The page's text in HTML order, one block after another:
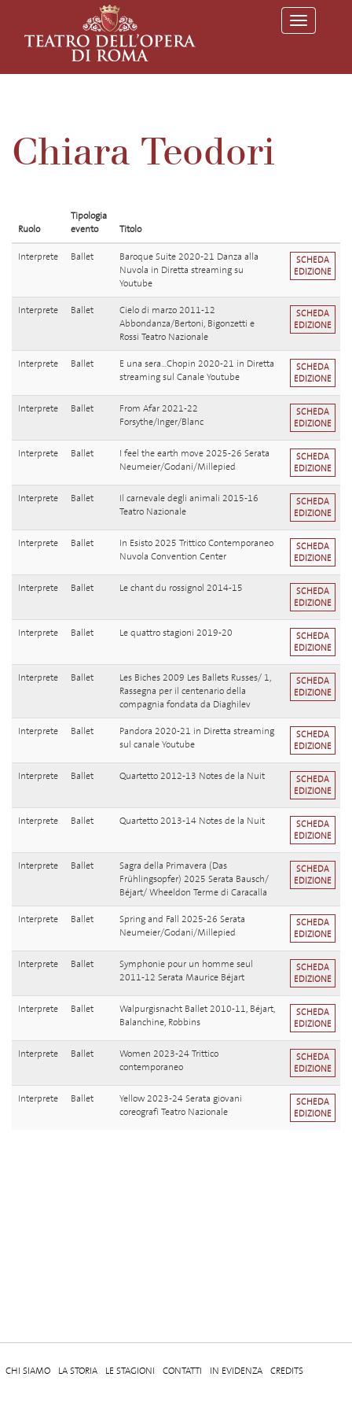
T
o
l
Chiara Teodori
Ruolo
Tipologia
evento
Titolo
Interprete Ballet
Baroque Suite 2020-21 Danza alla
Nuvola in Diretta streaming su
Youtube
SCHEDA
EDIZIONE
Interprete Ballet
Cielo di marzo 2011-12
Abbondanza/Bertoni, Bigonzetti e
Rossi Teatro Nazionale
SCHEDA
EDIZIONE
Interprete Ballet
E una sera...Chopin 2020-21 in Diretta
streaming sul Canale Youtube
SCHEDA
EDIZIONE
Interprete Ballet
From Afar 2021-22
Forsythe/Inger/Blanc
SCHEDA
EDIZIONE
Interprete Ballet
I feel the earth move 2025-26 Serata
Neumeier/Godani/Millepied
SCHEDA
EDIZIONE
Interprete Ballet
Il carnevale degli animali 2015-16
Teatro Nazionale
SCHEDA
EDIZIONE
Interprete Ballet
In Esisto 2025 Trittico Contemporaneo
Nuvola Convention Center
SCHEDA
EDIZIONE
Interprete Ballet Le chant du rossignol 2014-15
SCHEDA
EDIZIONE
Interprete Ballet Le quattro stagioni 2019-20
SCHEDA
EDIZIONE
Interprete Ballet
Les Biches 2009 Les Ballets Russes/ 1,
Rassegna per il centenario della
compagnia fondata da Diaghilev
SCHEDA
EDIZIONE
Interprete Ballet
Pandora 2020-21 in Diretta streaming
sul canale Youtube
SCHEDA
EDIZIONE
Interprete Ballet Quartetto 2012-13 Notes de la Nuit
SCHEDA
EDIZIONE
Interprete Ballet Quartetto 2013-14 Notes de la Nuit
SCHEDA
EDIZIONE
Interprete Ballet
Sagra della Primavera (Das
Frühlingsopfer) 2025 Serata Bausch/
Béjart/ Wheeldon Terme di Caracalla
SCHEDA
EDIZIONE
Interprete Ballet
Spring and Fall 2025-26 Serata
Neumeier/Godani/Millepied
SCHEDA
EDIZIONE
Interprete Ballet
Symphonie pour un homme seul
2011-12 Serata Maurice Béjart
SCHEDA
EDIZIONE
Interprete Ballet
Walpurgisnacht Ballet 2010-11, Béjart,
Balanchine, Robbins
SCHEDA
EDIZIONE
Interprete Ballet
Women 2023-24 Trittico
contemporaneo
SCHEDA
EDIZIONE
Interprete Ballet
Yellow 2023-24 Serata giovani
coreografi Teatro Nazionale
SCHEDA
EDIZIONE
CHI SIAMO LA STORIA LE STAGIONI CONTATTI IN EVIDENZA CREDITS